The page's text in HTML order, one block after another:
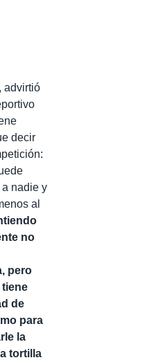
advirtió
decir
nadie y
al
no
pero
de
para
la
tortilla